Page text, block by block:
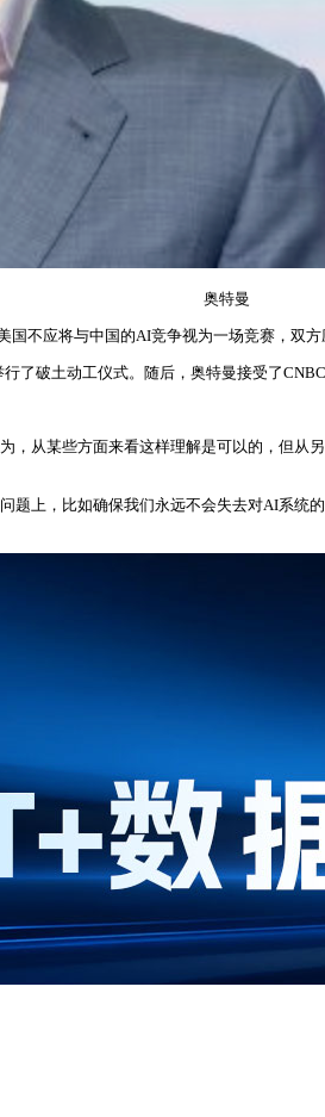
奥特曼
国不应将与中国的AI竞争视为一场竞赛，双
了破土动工仪式。随后，奥特曼接受了CNBC
从某些方面来看这样理解是可以的，但
上，比如确保我们永远不会失去对AI系